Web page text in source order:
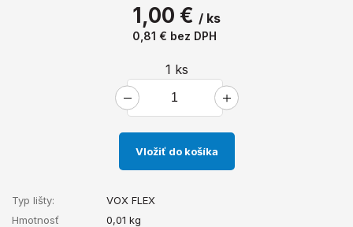
1,00 € / ks
0,81 € bez DPH
1 ks
Vložiť do košíka
Typ lišty:
VOX FLEX
Hmotnosť
0,01 kg